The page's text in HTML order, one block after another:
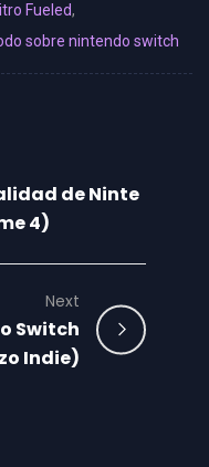
Fueled,
sobre nintendo switch
de Ninte
4)
Next
Switch
Indie)